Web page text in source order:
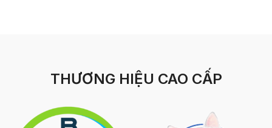
THƯƠNG HIỆU CAO CẤP